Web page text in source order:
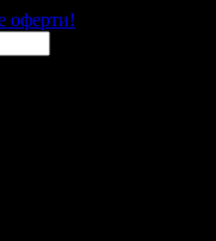
оферти!